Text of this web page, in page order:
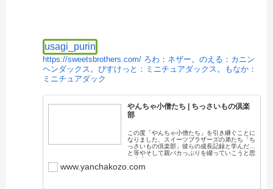
usagi_purin
https://sweetsbrothers.com/ ろわ：ネザー。のえる：カニン
ヘンダックス。びすけっと：ミニチュアダックス。もなか：
ミニチュアダック
やんちゃ小僧たち | ちっさいもの倶楽
部
この度「やんちゃ小僧たち」を引き継ぐことに
なりました、スイーツブラザーズの弟たち「ち
っさいもの倶楽部」彼らの成長記録と学んだこ
と等やそして親バカっぷりを綴っていこうと思
います。
www.yanchakozo.com